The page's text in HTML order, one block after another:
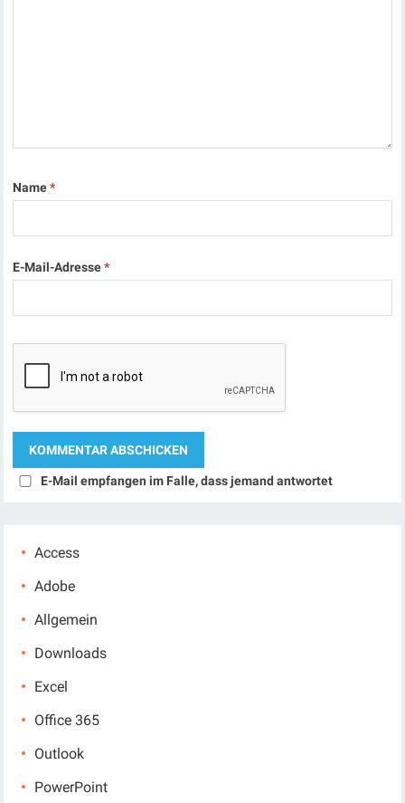
Name*
E-Mail-Adresse*
E-Mail empfangen im Falle, dass jemand antwortet
Access
Adobe
Allgemein
Downloads
Excel
Office 365
Outlook
PowerPoint